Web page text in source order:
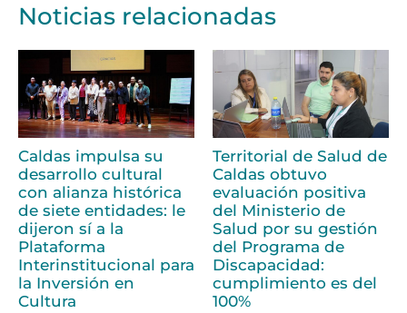
Noticias relacionadas
Caldas impulsa su
desarrollo cultural
con alianza histórica
de siete entidades: le
dijeron sí a la
Plataforma
Interinstitucional para
la Inversión en
Cultura
Territorial de Salud de
Caldas obtuvo
evaluación positiva
del Ministerio de
Salud por su gestión
del Programa de
Discapacidad:
cumplimiento es del
100%